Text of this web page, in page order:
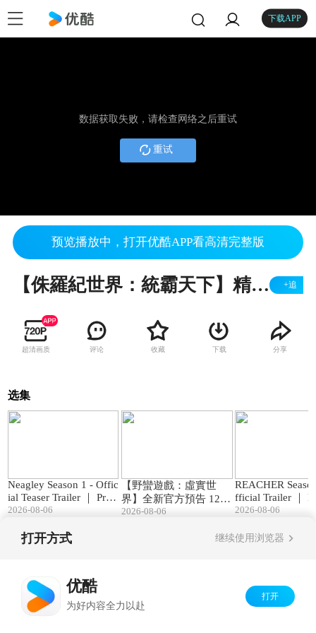
下载APP
数据获取失败，请检查网络之后重试
重试
预览播放中，打开优酷APP看高清完整版
【侏羅紀世界：統霸天下】精彩序幕片段 - 2022暑假全台戲院隆重登場 +追
超清画质 评论 收藏 下载 分享
选集
Neagley Season 1 - Offic
ial Teaser Trailer ｜ Prim
e Video
2026-08-06
【野蠻遊戲：虛實世
界】全新官方預告 12.2
3 (三) 聖誕跨年娛樂首
2026-08-06
REACHER
fficial Trailer ｜
deo
2026-08-06
打开方式 继续使用浏览器
优酷
为好内容全力以赴
打开